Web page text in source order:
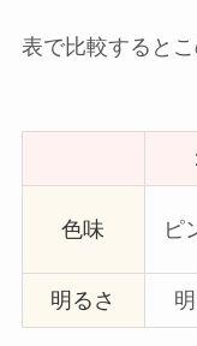
表で比較するとこ
色味 ピ
明るさ